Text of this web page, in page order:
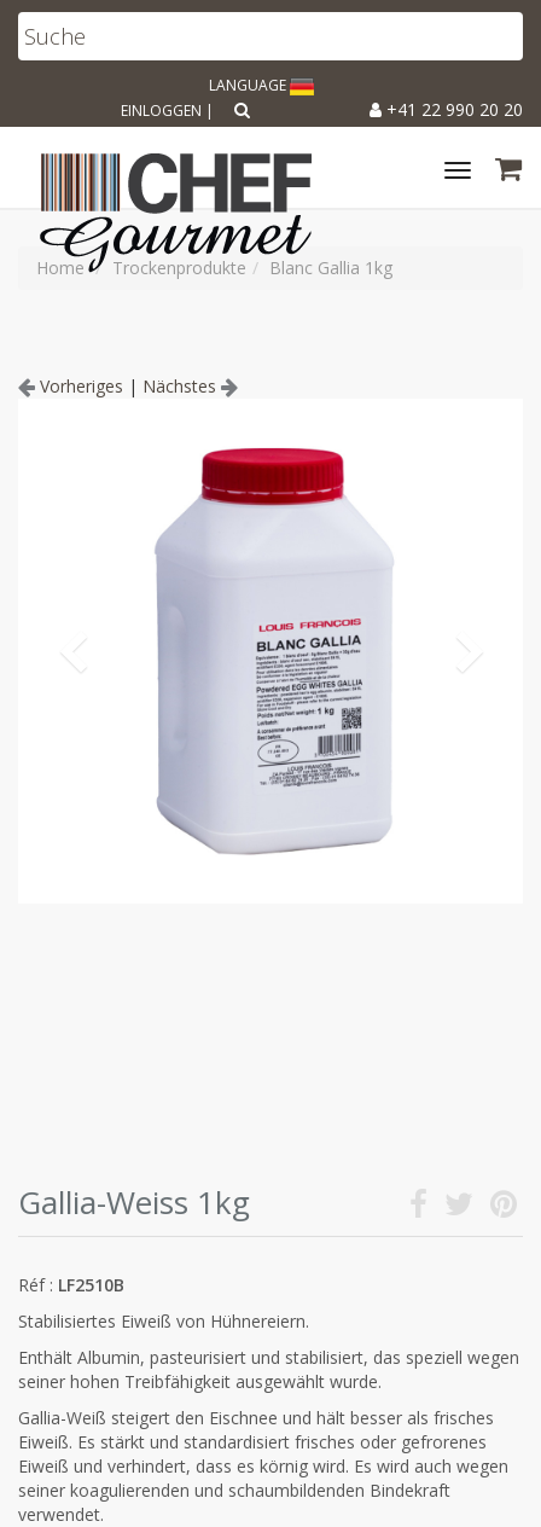
LANGUAGE
+41 22 990 20 20
EINLOGGEN |
Toggle
Home Trockenprodukte Blanc Gallia 1kg
Vorheriges | Nächstes
Gallia-Weiss 1kg
Réf : LF2510B
Stabilisiertes Eiweiß von Hühnereiern.
Enthält Albumin, pasteurisiert und stabilisiert, das speziell wegen
seiner hohen Treibfähigkeit ausgewählt wurde.
Gallia-Weiß steigert den Eischnee und hält besser als frisches
Eiweiß. Es stärkt und standardisiert frisches oder gefrorenes
Eiweiß und verhindert, dass es körnig wird. Es wird auch wegen
seiner koagulierenden und schaumbildenden Bindekraft
verwendet.